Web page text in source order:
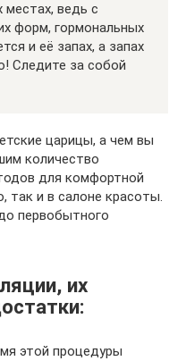
местах, ведь с
форм, гормональных
и её запах, а запах
Следите за собой
царицы, а чем вы
количество
для комфортной
так и в салоне красоты.
первобытного
их
этой процедуры